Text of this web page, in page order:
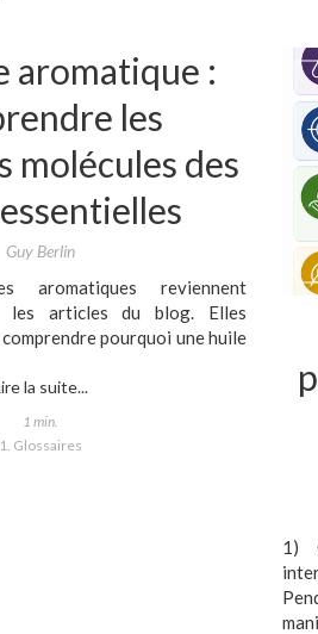
aromatique :
les
molécules des
Guy Berlin
aromatiques reviennent
les articles du blog. Elles
pourquoi une huile
la suite...
1 min.
1. Glossaires
1)